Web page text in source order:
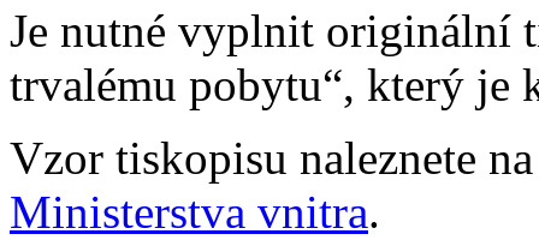
Je nutné vyplnit originální
trvalému pobytu“, který je
Vzor tiskopisu naleznete
Ministerstva vnitra.